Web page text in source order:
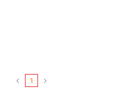
1